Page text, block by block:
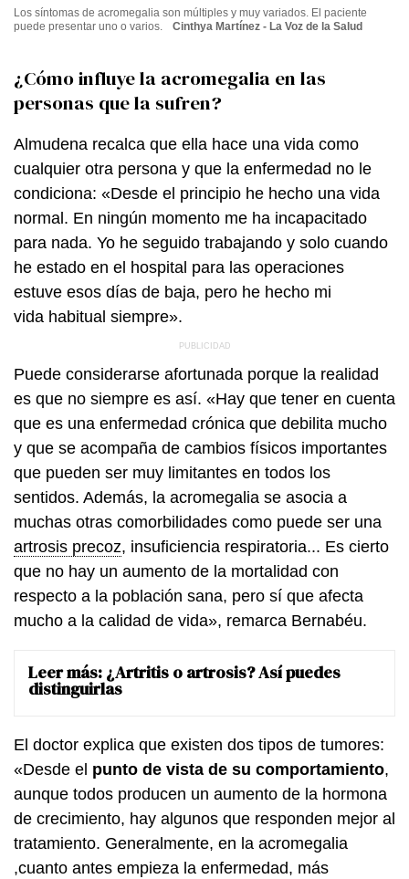
Los síntomas de acromegalia son múltiples y muy variados. El paciente
puede presentar uno o varios.
Cinthya Martínez - La Voz de la Salud
¿Cómo influye la acromegalia en las
personas que la sufren?
Almudena recalca que ella hace una vida como
cualquier otra persona y que la enfermedad no le
condiciona: «Desde el principio he hecho una vida
normal. En ningún momento me ha incapacitado
para nada. Yo he seguido trabajando y solo cuando
he estado en el hospital para las operaciones
estuve esos días de baja, pero he hecho mi
vida habitual siempre».
Puede considerarse afortunada porque la realidad
es que no siempre es así. «Hay que tener en cuenta
que es una enfermedad crónica que debilita mucho
y que se acompaña de cambios físicos importantes
que pueden ser muy limitantes en todos los
sentidos. Además, la acromegalia se asocia a
muchas otras comorbilidades como puede ser una
artrosis precoz, insuficiencia respiratoria... Es cierto
que no hay un aumento de la mortalidad con
respecto a la población sana, pero sí que afecta
mucho a la calidad de vida», remarca Bernabéu.
Leer más: ¿Artritis o artrosis? Así puedes
distinguirlas
El doctor explica que existen dos tipos de tumores:
«Desde el punto de vista de su comportamiento,
aunque todos producen un aumento de la hormona
de crecimiento, hay algunos que responden mejor al
tratamiento. Generalmente, en la acromegalia
,cuanto antes empieza la enfermedad, más